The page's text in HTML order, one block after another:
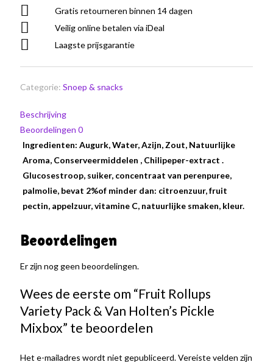
Van
Holten's
Pickle
Mixbox
aantal
Gratis retourneren binnen 14 dagen
Veilig online betalen via iDeal
Laagste prijsgarantie
Categorie: Snoep & snacks
Beschrijving
Beoordelingen 0
Ingredienten: Augurk, Water, Azijn, Zout, Natuurlijke
Aroma, Conserveermiddelen , Chilipeper-extract .
Glucosestroop, suiker, concentraat van perenpuree,
palmolie, bevat 2%of minder dan: citroenzuur, fruit
pectin, appelzuur, vitamine C, natuurlijke smaken, kleur.
Beoordelingen
Er zijn nog geen beoordelingen.
Wees de eerste om “Fruit Rollups
Variety Pack & Van Holten’s Pickle
Mixbox” te beoordelen
Het e-mailadres wordt niet gepubliceerd.Vereiste velden zijn